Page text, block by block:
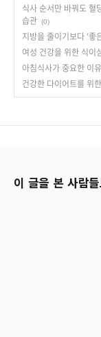
식사 순서만 바꿔도 혈
습관 (0)
지방을 줄이기보다 ‘좋
여성 건강을 위한 식이
아침식사가 중요한 이
건강한 다이어트를 위
이 글을 본 사람